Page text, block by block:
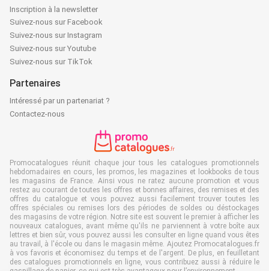
Inscription à la newsletter
Suivez-nous sur Facebook
Suivez-nous sur Instagram
Suivez-nous sur Youtube
Suivez-nous sur TikTok
Partenaires
Intéressé par un partenariat ?
Contactez-nous
Promocatalogues réunit chaque jour tous les catalogues promotionnels
hebdomadaires en cours, les promos, les magazines et lookbooks de tous
les magasins de France. Ainsi vous ne ratez aucune promotion et vous
restez au courant de toutes les offres et bonnes affaires, des remises et des
offres du catalogue et vous pouvez aussi facilement trouver toutes les
offres spéciales ou remises lors des périodes de soldes ou déstockages
des magasins de votre région. Notre site est souvent le premier à afficher les
nouveaux catalogues, avant même qu'ils ne parviennent à votre boîte aux
lettres et bien sûr, vous pouvez aussi les consulter en ligne quand vous êtes
au travail, à l'école ou dans le magasin même. Ajoutez Promocatalogues.fr
à vos favoris et économisez du temps et de l'argent. De plus, en feuilletant
des catalogues promotionnels en ligne, vous contribuez aussi à réduire le